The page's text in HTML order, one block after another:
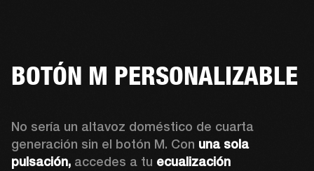
BOTÓN M PERSONALIZABLE
No sería un altavoz doméstico de cuarta
generación sin el botón M. Con una sola
pulsación, accedes a tu ecualización